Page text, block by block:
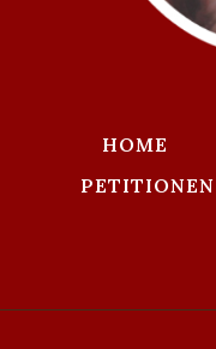
HOME
PETITIONEN